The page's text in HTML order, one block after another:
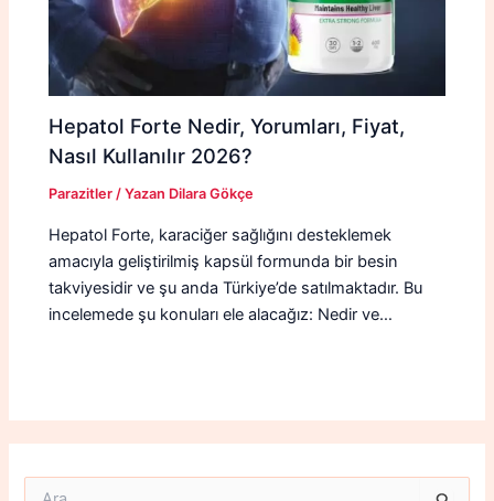
Hepatol Forte Nedir, Yorumları, Fiyat,
Nasıl Kullanılır 2026?
Parazitler / Yazan Dilara Gökçe
Hepatol Forte, karaciğer sağlığını desteklemek
amacıyla geliştirilmiş kapsül formunda bir besin
takviyesidir ve şu anda Türkiye’de satılmaktadır. Bu
incelemede şu konuları ele alacağız: Nedir ve…